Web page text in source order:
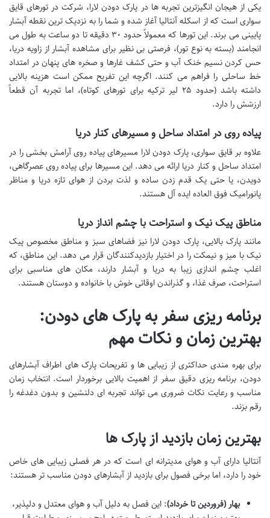
یکی از هیجان انگیزترین تجربه ها در پارک دودن لارا، شرکت در تورهای قایق
سواری است که از اسکله آنتالیا آغاز شده و شما را به نزدیک ترین نقطه آبشار
پایینی می برند. این تورها که معمولاً حدود ۳۰ دقیقه تا دو ساعت به طول می
انجامند (بسته به نوع تور)، فرصتی بی نظیر برای مشاهده آبشار از زاویه دریا،
حس کردن نسیم خنک آب و حتی کشف غارها و صخره های پنهان در امتداد
خط ساحلی را فراهم می کنند. اگرچه این تفریح ممکن است هزینه بالایی
داشته باشد (حدود ۲۵ لیر ترکیه برای تورهای کوتاه)، اما تجربه آن قطعاً
ارزشش را دارد.
پیاده روی در امتداد ساحل و مسیرهای کنار دریا
علاوه بر قایق سواری، پارک دودن لارا مسیرهای پیاده روی آرامش بخشی را در
امتداد ساحل و کنار دریا ارائه می دهد. این مسیرها برای پیاده روی عصرگاهی،
دویدن، یا حتی یک قدم زدن ساده و لذت بردن از هوای تازه دریا و مناظر
پانورامیک فوق العاده ایده آل هستند.
مناطق پیک نیک و استراحت با چشم انداز دریا
مانند پارک بالایی، پارک دودن لارا نیز فضاهای سبز و مناطق مخصوص پیک
نیک با میز و نیمکت را در اختیار بازدیدکنندگان قرار می دهد. این مناطق، که
اغلب چشم اندازی زیبا به دریا و آبشار دارند، مکان های مناسبی برای
استراحت، صرف غذا، و گذراندن اوقاتی خوش با خانواده و دوستان هستند.
برنامه ریزی سفر به پارک های دودن:
بهترین زمان و نکات مهم
برای بهره مندی حداکثری از زیبایی ها و تفریحات پارک های اطراف آبشارهای
دودن، برنامه ریزی دقیق سفر از اهمیت بالایی برخوردار است. انتخاب زمان
مناسب و رعایت نکات ضروری می تواند تجربه ای دلنشین و بدون دغدغه را
رقم بزند.
بهترین زمان بازدید از پارک ها
آنتالیا دارای آب و هوای مدیترانه ای است که در هر فصلی زیبایی های خاص
خود را دارد، اما برخی فصول برای بازدید از آبشارهای دودن مناسب تر هستند:
بهار (فروردین تا خرداد): این فصل به دلیل آب و هوای معتدل و دلپذیر،